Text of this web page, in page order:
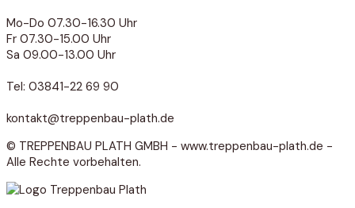
Mo-Do 07.30-16.30 Uhr
Fr 07.30-15.00 Uhr
Sa 09.00-13.00 Uhr
Tel: 03841-22 69 90
kontakt@treppenbau-plath.de
© TREPPENBAU PLATH GMBH - www.treppenbau-plath.de -
Alle Rechte vorbehalten.